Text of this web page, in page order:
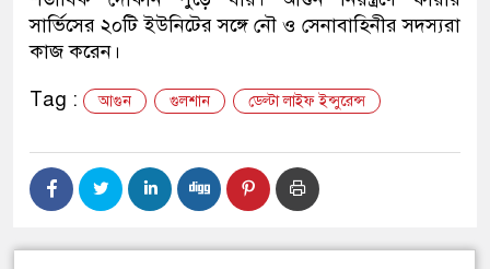
সার্ভিসের ২০টি ইউনিটের সঙ্গে নৌ ও সেনাবাহিনীর সদস্যরা
কাজ করেন।
Tag :
আগুন গুলশান ডেল্টা লাইফ ইন্সুরেন্স